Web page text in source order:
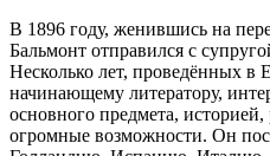
В 1896 году, женившись на
Бальмонт отправился с
Несколько лет, проведённых в
начинающему литератору,
основного предмета,
огромные возможности. Он